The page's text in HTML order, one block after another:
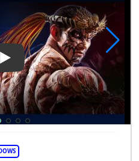
Play Video: TEKKEN 8 Season